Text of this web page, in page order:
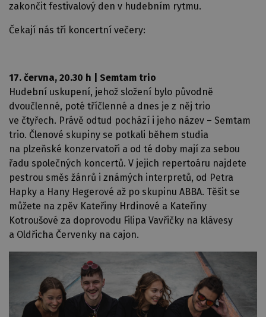
zakončit festivalový den v hudebním rytmu.
Čekají nás tři koncertní večery:
17. června, 20.30 h | Semtam trio
Hudební uskupení, jehož složení bylo původně
dvoučlenné, poté tříčlenné a dnes je z něj trio
ve čtyřech. Právě odtud pochází i jeho název – Semtam
trio. Členové skupiny se potkali během studia
na plzeňské konzervatoři a od té doby mají za sebou
řadu společných koncertů. V jejich repertoáru najdete
pestrou směs žánrů i známých interpretů, od Petra
Hapky a Hany Hegerové až po skupinu ABBA. Těšit se
můžete na zpěv Kateřiny Hrdinové a Kateřiny
Kotroušové za doprovodu Filipa Vavřičky na klávesy
a Oldřicha Červenky na cajon.